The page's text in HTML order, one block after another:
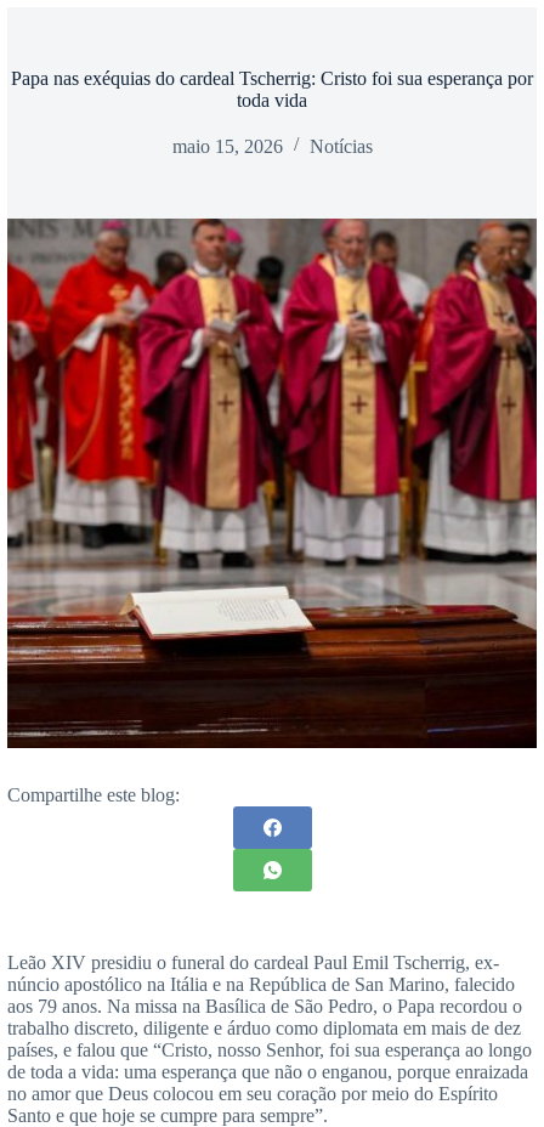
Papa nas exéquias do cardeal Tscherrig: Cristo foi sua esperança por
toda vida
maio 15, 2026 Notícias
Compartilhe este blog:
Leão XIV presidiu o funeral do cardeal Paul Emil Tscherrig, ex-
núncio apostólico na Itália e na República de San Marino, falecido
aos 79 anos. Na missa na Basílica de São Pedro, o Papa recordou o
trabalho discreto, diligente e árduo como diplomata em mais de dez
países, e falou que “Cristo, nosso Senhor, foi sua esperança ao longo
de toda a vida: uma esperança que não o enganou, porque enraizada
no amor que Deus colocou em seu coração por meio do Espírito
Santo e que hoje se cumpre para sempre”.